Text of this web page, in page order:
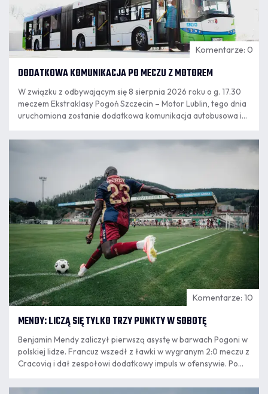
Komentarze: 0
DODATKOWA KOMUNIKACJA PO MECZU Z MOTOREM
W związku z odbywającym się 8 sierpnia 2026 roku o g. 17.30
meczem Ekstraklasy Pogoń Szczecin – Motor Lublin, tego dnia
uruchomiona zostanie dodatkowa komunikacja autobusowa i
Komentarze: 10
MENDY: LICZĄ SIĘ TYLKO TRZY PUNKTY W SOBOTĘ
Benjamin Mendy zaliczył pierwszą asystę w barwach Pogoni w
polskiej lidze. Francuz wszedł z ławki w wygranym 2:0 meczu z
Cracovią i dał zespołowi dodatkowy impuls w ofensywie. Po
podsumował występ, opowiedział o relacji z trenerem